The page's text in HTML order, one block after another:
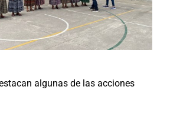
algunas de las acciones